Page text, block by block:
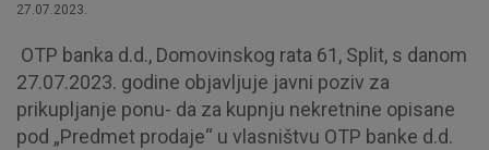
27.07.2023.
OTP banka d.d., Domovinskog rata 61, Split, s danom
27.07.2023. godine objavljuje javni poziv za
prikupljanje ponu- da za kupnju nekretnine opisane
pod „Predmet prodaje“ u vlasništvu OTP banke d.d.